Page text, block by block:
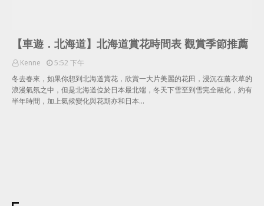
【車遊．北海道】北海道賞花時間表 觀賞季節推薦
Kenne
5:52 下午
冬去春來，如果你想到北海道賞花，欣賞一大片美麗的花田，浸沉在薰衣草的
浪漫氣氛之中，但是北海道位於日本最北端，冬天下雪至到雪完全融化，約有
半年時間，加上氣候變化與花期亦和日本…